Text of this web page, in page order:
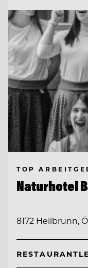
TOP
Naturhotel
8172 Heilbrunn,